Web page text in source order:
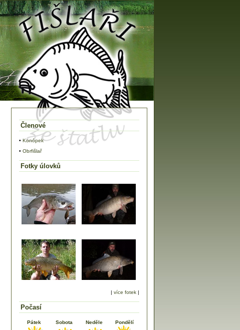
Členové
• Konópek
• Obrfišlař
Fotky úlovků
| více fotek |
Počasí
Pátek Sobota Neděle Pondělí